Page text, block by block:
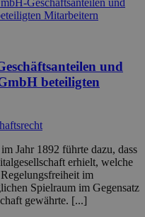
und
beteiligten
Jahr 1892 führte dazu, dass
erhielt, welche
im
Spielraum im Gegensatz
gewährte. [...]